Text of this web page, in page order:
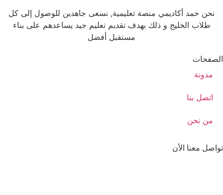
نحن حمد أكاديمي منصة تعليمية, نسعى جاهدين للوصول إلى كل
طلاب الخليج و ذلك بهدف تقديم تعليم جيد يساعدهم على بناء
مستقبل أفضل
الصفحات
مدونة
اتصل بنا
من نحن
تواصل معنا الأن